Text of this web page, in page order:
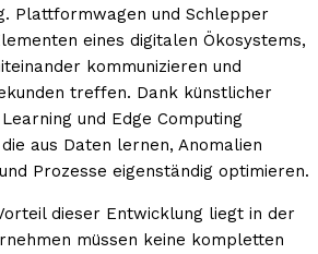
Plattformwagen und Schlepper
eines digitalen Ökosystems,
kommunizieren und
treffen. Dank künstlicher
und Edge Computing
aus Daten lernen, Anomalien
Prozesse eigenständig optimieren.
dieser Entwicklung liegt in der
müssen keine kompletten